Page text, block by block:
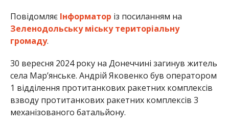
Повідомляє Інформатор із посиланням на
Зеленодольську міську територіальну
громаду.
30 вересня 2024 року на Донеччині загинув житель
села Мар’янське. Андрій Яковенко був оператором
1 відділення протитанкових ракетних комплексів
взводу протитанкових ракетних комплексів 3
механізованого батальйону.